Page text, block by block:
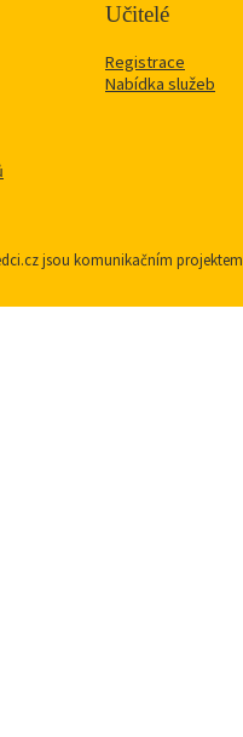
Učitelé
Registrace
Nabídka služeb
jsou komunikačním projektem